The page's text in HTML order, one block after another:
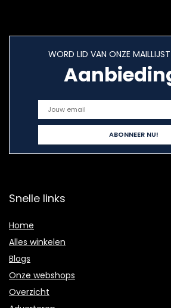
WORD LID VAN ONZE
Snelle links
Home
Alles winkelen
Blogs
Onze webshops
Overzicht